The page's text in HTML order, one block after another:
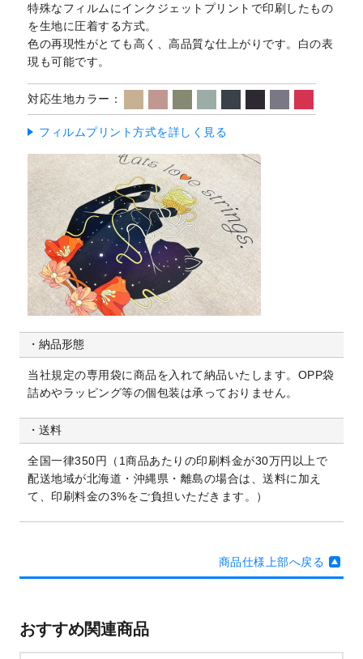
特殊なフィルムにインクジェットプリントで印刷したもの
を生地に圧着する方式。
色の再現性がとても高く、高品質な仕上がりです。白の表
現も可能です。
対応生地カラー：
フィルムプリント方式を詳しく見る
納品形態
当社規定の専用袋に商品を入れて納品いたします。 OPP袋
詰めやラッピング等の個包装は承っておりません。
送料
全国一律350円（1商品あたりの印刷料金が30万円以上で
配送地域が北海道・沖縄県・離島の場合は、送料に加え
て、印刷料金の3%をご負担いただきます。）
商品仕様上部へ戻る
おすすめ関連商品